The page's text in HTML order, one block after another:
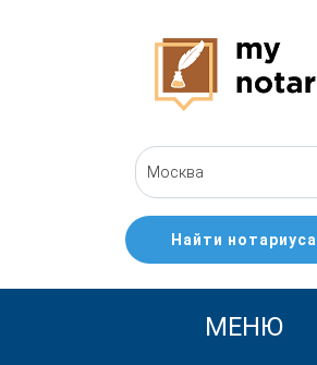
Москва
Найти нотариуса
МЕНЮ